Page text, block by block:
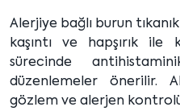
Alerjiye bağlı burun
kaşıntı ve hapşırık
sürecinde
düzenlemeler önerilir.
gözlem ve alerjen